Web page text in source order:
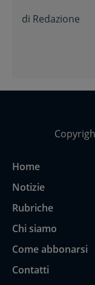
di Redazione
Home
Notizie
Rubriche
Chi siamo
Come abbonarsi
Contatti